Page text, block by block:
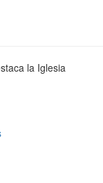
la Iglesia